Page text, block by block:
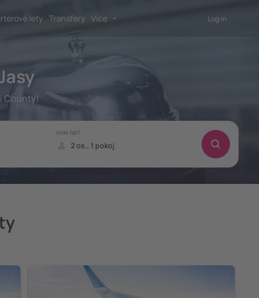
lety Transfery Více Log in
County!